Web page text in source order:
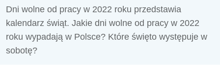
Dni wolne od pracy w 2022 roku przedstawia
kalendarz świąt. Jakie dni wolne od pracy w 2022
roku wypadają w Polsce? Które święto występuje w
sobotę?